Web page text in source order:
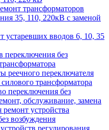
трансформаторов
35, 110, 220кВ с заменой
устаревших вводов 6, 10, 35
переключения без
реечного переключателя
трансформатора
переключения без
обслуживание, замена
устройства
возбуждения
регулирования